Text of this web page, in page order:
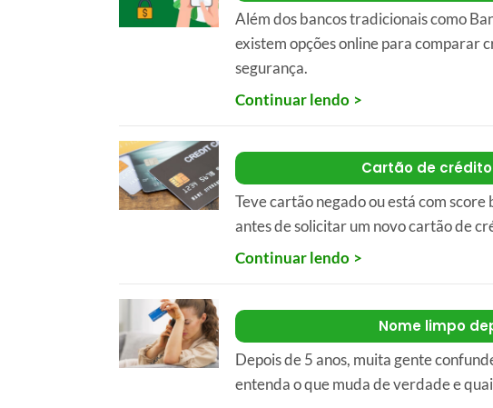
Além dos bancos tradicionais como
existem opções online para comparar
segurança.
Continuar lendo
Cartão de
Teve cartão negado ou está com
antes de solicitar um novo cartão de
Continuar lendo
Nome limpo
Depois de 5 anos, muita gente
entenda o que muda de verdade e